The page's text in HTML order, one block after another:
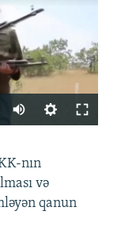
480p
available
360p
480p
nın
və
qanun